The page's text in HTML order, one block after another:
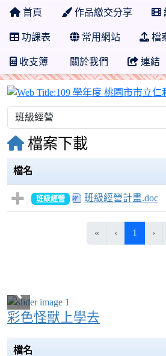
首頁 作品繳交分享
功課表 常用網站 檔
收支簿 關於我們 連結
檔案下載
檔名
班級經營 班級經營計畫.doc
« ‹ 1 (目前
›
彩色怪獸上學去
檔名